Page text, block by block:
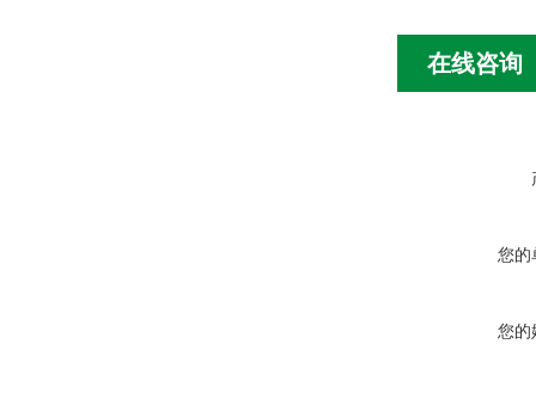
在线咨询
您的
您的